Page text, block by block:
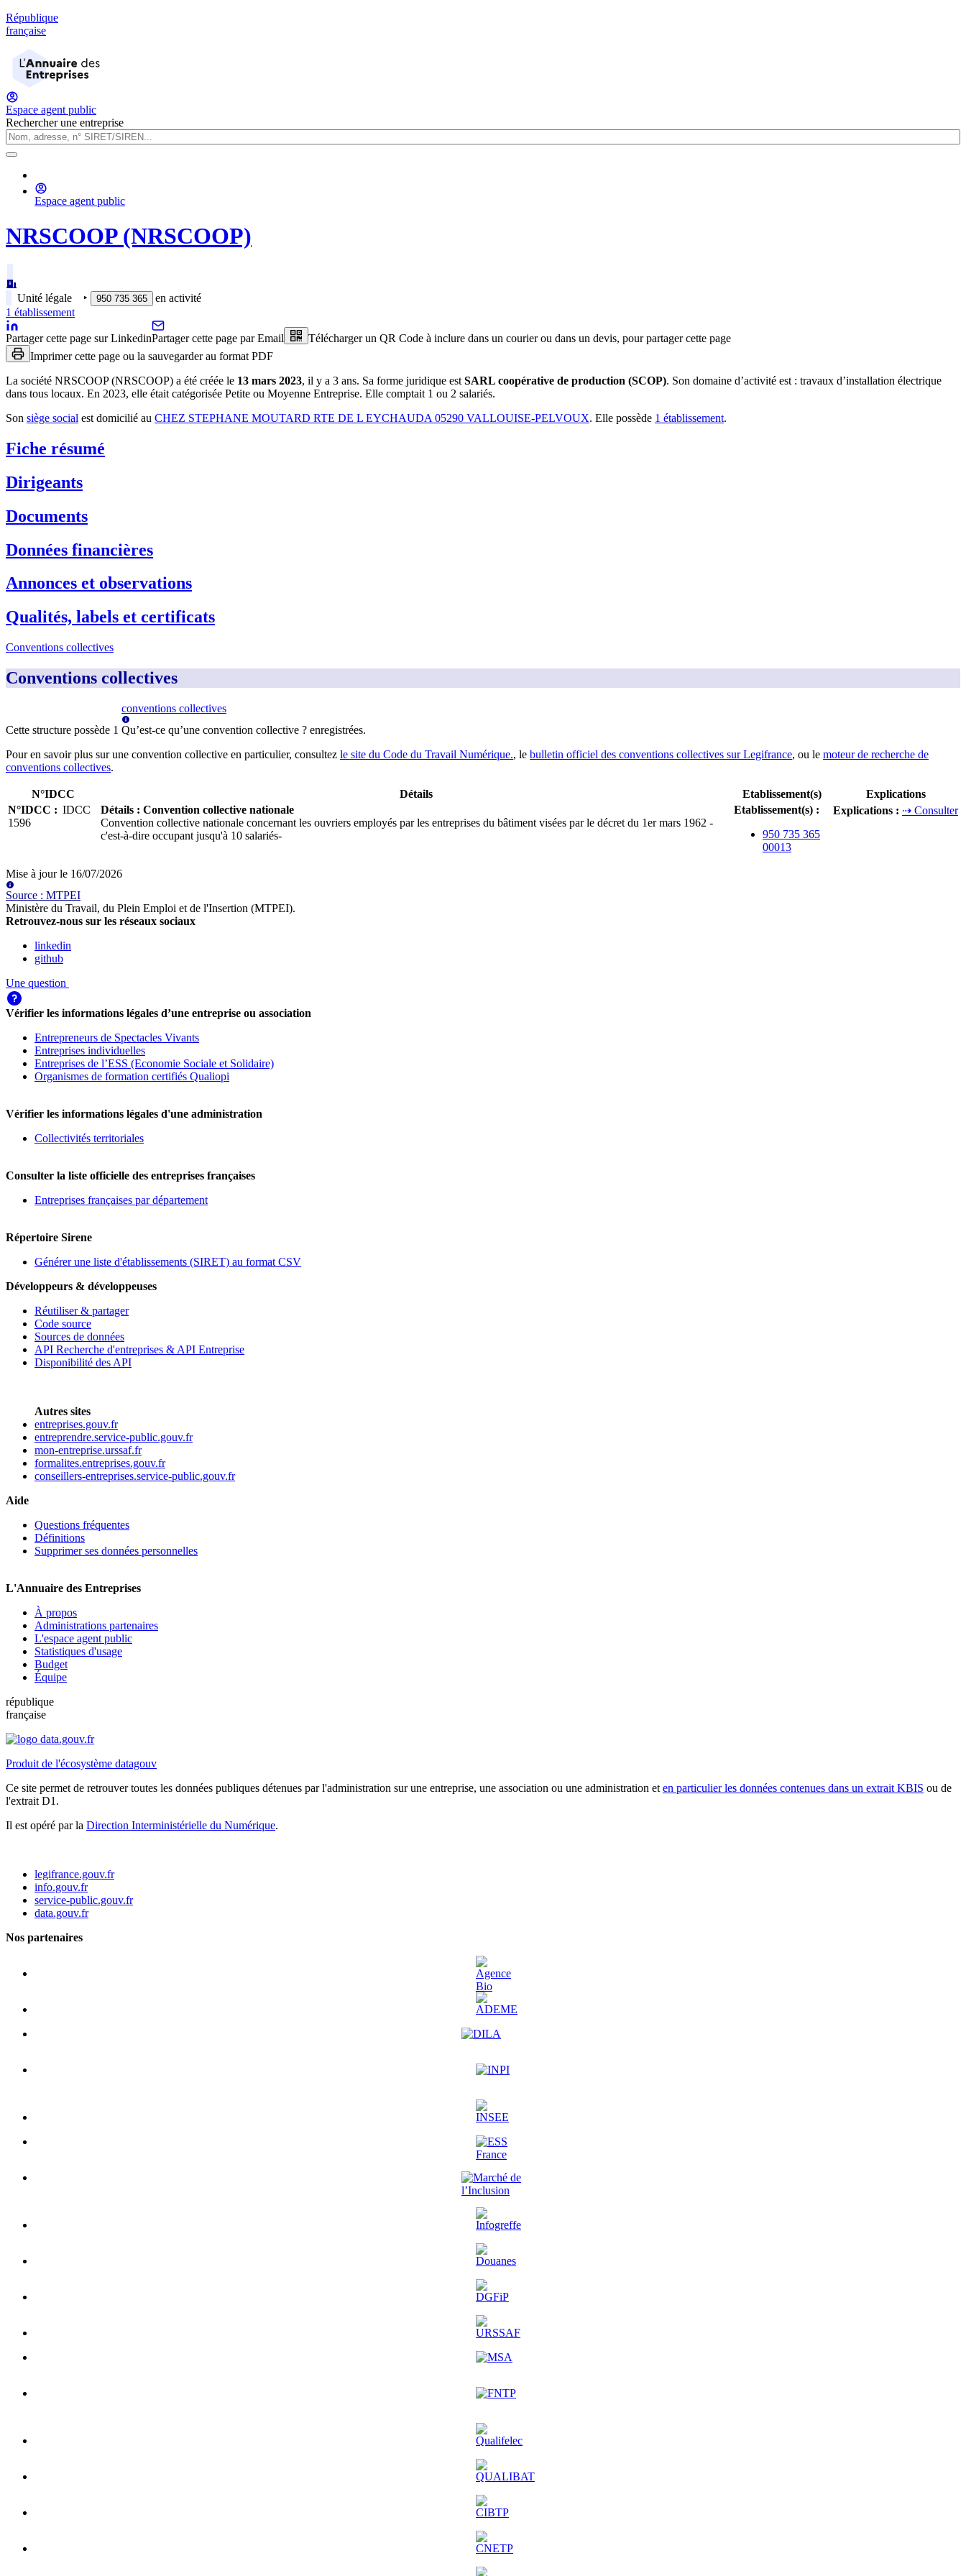
République
française
Espace agent public
Rechercher une entreprise
Espace agent public
NRSCOOP (NRSCOOP)
Unité légale ‣ 950 735 365
en activité
1 établissement
Partager cette page sur LinkedinPartager cette page par Email
Télécharger un QR Code à inclure dans un courier ou dans un devis, pour partager cette page
Imprimer cette page ou la sauvegarder au format PDF
La société NRSCOOP (NRSCOOP) a été créée le 13 mars 2023, il y a 3 ans. Sa forme juridique est SARL coopérative de production (SCOP). Son domaine d’activité est : travaux d’installation électrique
dans tous locaux. En 2023, elle était catégorisée Petite ou Moyenne Entreprise. Elle comptait 1 ou 2 salariés.
Son siège social est domicilié au CHEZ STEPHANE MOUTARD RTE DE L EYCHAUDA 05290 VALLOUISE-PELVOUX. Elle possède 1 établissement.
Fiche résumé
Dirigeants
Documents
Données financières
Annonces et observations
Qualités, labels et certificats
Conventions collectives
Conventions collectives
Cette structure possède 1
conventions collectives
Qu’est-ce qu’une convention collective ? enregistrées.
Pour en savoir plus sur une convention collective en particulier, consultez le site du Code du Travail Numérique., le bulletin officiel des conventions collectives sur Legifrance, ou le moteur de recherche de
conventions collectives.
N°IDCC Détails Etablissement(s)
Explications
N°IDCC : IDCC
1596
Détails : Convention collective nationale
Convention collective nationale concernant les ouvriers employés par les entreprises du bâtiment visées par le décret du 1er mars 1962 -
c'est-à-dire occupant jusqu'à 10 salariés-
Etablissement(s) :
950 735 365
00013
Explications : ⇢ Consulter
Mise à jour le 16/07/2026
Source : MTPEI
Ministère du Travail, du Plein Emploi et de l'Insertion (MTPEI).
Retrouvez-nous sur les réseaux sociaux
linkedin
github
Une question
Vérifier les informations légales d’une entreprise ou association
Entrepreneurs de Spectacles Vivants
Entreprises individuelles
Entreprises de l’ESS (Economie Sociale et Solidaire)
Organismes de formation certifiés Qualiopi
Vérifier les informations légales d'une administration
Collectivités territoriales
Consulter la liste officielle des entreprises françaises
Entreprises françaises par département
Répertoire Sirene
Générer une liste d'établissements (SIRET) au format CSV
Développeurs & développeuses
Réutiliser & partager
Code source
Sources de données
API Recherche d'entreprises & API Entreprise
Disponibilité des API
Autres sites
entreprises.gouv.fr
entreprendre.service-public.gouv.fr
mon-entreprise.urssaf.fr
formalites.entreprises.gouv.fr
conseillers-entreprises.service-public.gouv.fr
Aide
Questions fréquentes
Définitions
Supprimer ses données personnelles
L'Annuaire des Entreprises
À propos
Administrations partenaires
L'espace agent public
Statistiques d'usage
Budget
Équipe
république
française
Produit de l'écosystème datagouv
Ce site permet de retrouver toutes les données publiques détenues par l'administration sur une entreprise, une association ou une administration et en particulier les données contenues dans un extrait KBIS ou de
l'extrait D1.
Il est opéré par la Direction Interministérielle du Numérique.
legifrance.gouv.fr
info.gouv.fr
service-public.gouv.fr
data.gouv.fr
Nos partenaires